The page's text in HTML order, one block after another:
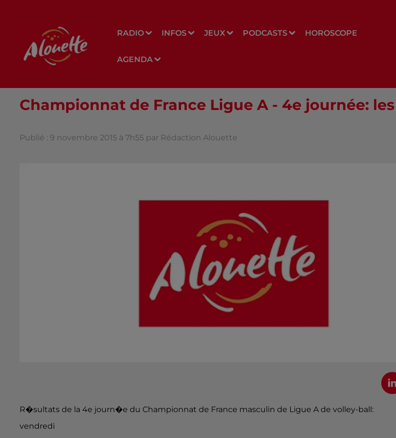
RADIO INFOS JEUX PODCASTS HOROSCOPE
AGENDA
Championnat de France Ligue A - 4e journée:
Publié : 9 novembre 2015 à 7h55 par Rédaction Alouette
R�sultats de la 4e journ�e du Championnat de France masculin de Ligue A de volley-ball:
vendredi